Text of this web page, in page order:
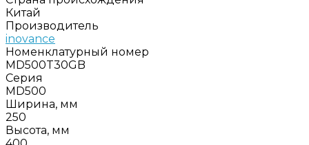
Китай
Производитель
inovance
Номенклатурный номер
MD500T30GB
Серия
MD500
Ширина, мм
250
Высота, мм